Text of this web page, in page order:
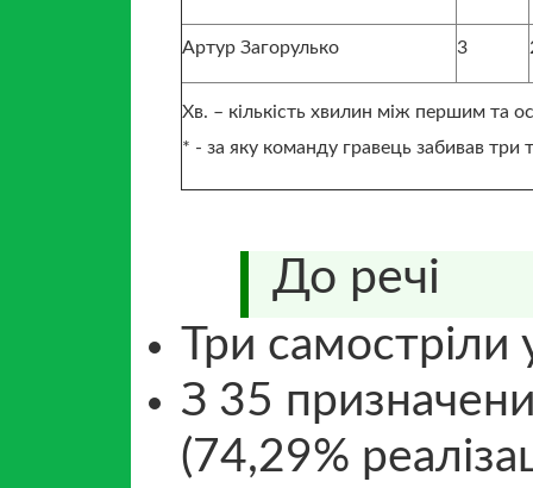
Артур Загорулько 3
Хв. – кількість хвилин між першим та
* - за яку команду гравець забивав три
До речі
Три самостріли
З 35
(74,29%